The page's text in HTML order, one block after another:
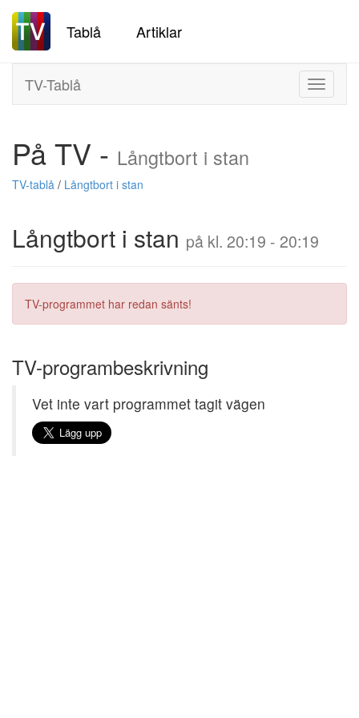
Tablå Artiklar
Toggle
TV-Tablå
På TV - Långtbort i stan
TV-tablå / Långtbort i stan
Långtbort i stan på kl. 20:19 - 20:19
TV-programmet har redan sänts!
TV-programbeskrivning
Vet inte vart programmet tagit vägen